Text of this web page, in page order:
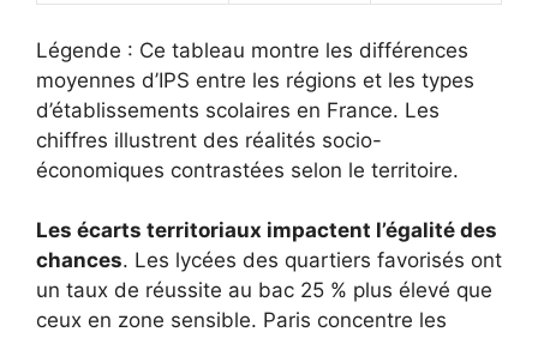
Légende : Ce tableau montre les différences
moyennes d’IPS entre les régions et les types
d’établissements scolaires en France. Les
chiffres illustrent des réalités socio-
économiques contrastées selon le territoire.
Les écarts territoriaux impactent l’égalité des
chances. Les lycées des quartiers favorisés ont
un taux de réussite au bac 25 % plus élevé que
ceux en zone sensible. Paris concentre les